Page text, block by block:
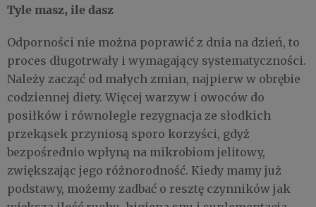
Tyle masz, ile dasz
Odporności nie można poprawić z dnia na dzień, to
proces długotrwały i wymagający systematyczności.
Należy zacząć od małych zmian, najpierw w obrębie
codziennej diety. Więcej warzyw i owoców do
posiłków i równolegle rezygnacja ze słodkich
przekąsek przyniosą sporo korzyści, gdyż
bezpośrednio wpłyną na mikrobiom jelitowy,
zwiększając jego różnorodność. Kiedy mamy już
podstawy, możemy zadbać o resztę czynników jak